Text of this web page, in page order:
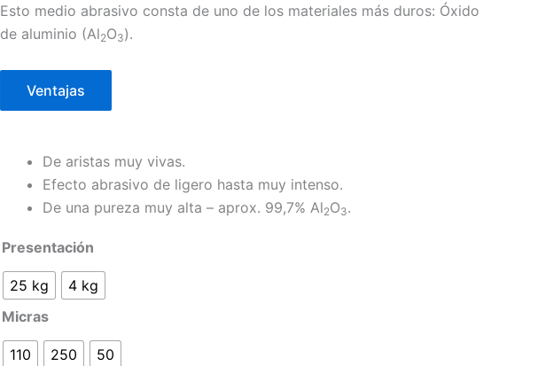
Esto medio abrasivo consta de uno de los materiales más duros: Óxido
de aluminio (Al2O3).
Ventajas
De aristas muy vivas.
Efecto abrasivo de ligero hasta muy intenso.
De una pureza muy alta – aprox. 99,7% Al2O3.
Presentación
25 kg
4 kg
Micras
110 250 50